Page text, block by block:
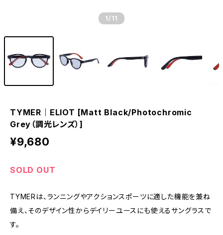
1 /11
TYMER｜ELIOT [Matt Black/Photochromic
Grey（調光レンズ）]
¥9,680
SOLD OUT
TYMERは、ランニングやアクションスポーツに適した機能を兼ね
備え、そのデザイン性からデイリーユースにも使えるサングラスで
す。